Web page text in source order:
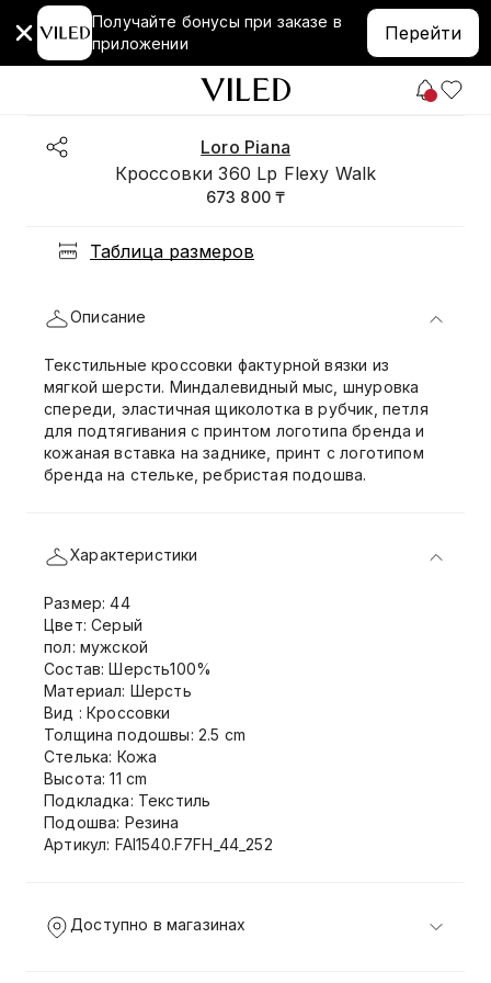
Получайте бонусы при заказе в
приложении
Перейти
Loro Piana
Кроссовки 360 Lp Flexy Walk
673 800 ₸
Таблица размеров
Описание
Текстильные кроссовки фактурной вязки из
мягкой шерсти. Миндалевидный мыс, шнуровка
спереди, эластичная щиколотка в рубчик, петля
для подтягивания с принтом логотипа бренда и
кожаная вставка на заднике, принт с логотипом
бренда на стельке, ребристая подошва.
Характеристики
Размер: 44
Цвет: Серый
пол: мужской
Состав: Шерсть100%
Материал: Шерсть
Вид : Кроссовки
Толщина подошвы: 2.5 cm
Стелька: Кожа
Высота: 11 cm
Подкладка: Текстиль
Подошва: Резина
Артикул: FAI1540.F7FH_44_252
Доступно в магазинах